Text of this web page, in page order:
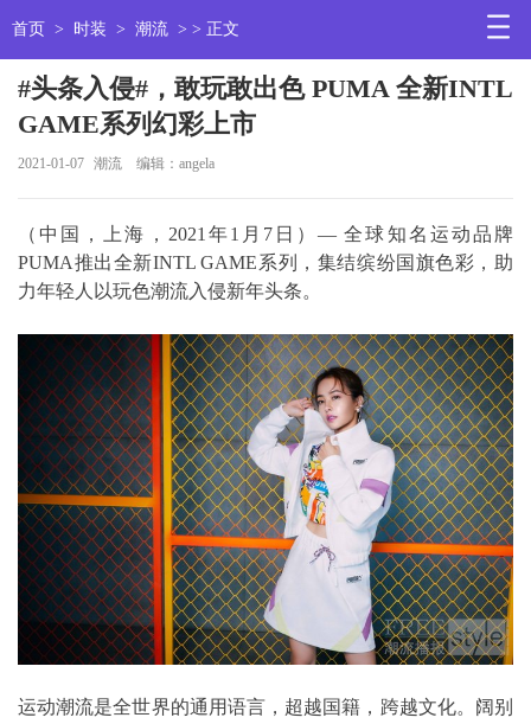
首页 > 时装 > 潮流 > > 正文
#头条入侵#，敢玩敢出色 PUMA 全新INTL
GAME系列幻彩上市
2021-01-07 潮流 编辑：angela
（中国，上海，2021年1月7日）— 全球知名运动品牌
PUMA推出全新INTL GAME系列，集结缤纷国旗色彩，助
力年轻人以玩色潮流入侵新年头条。
运动潮流是全世界的通用语言，超越国籍，跨越文化。阔别